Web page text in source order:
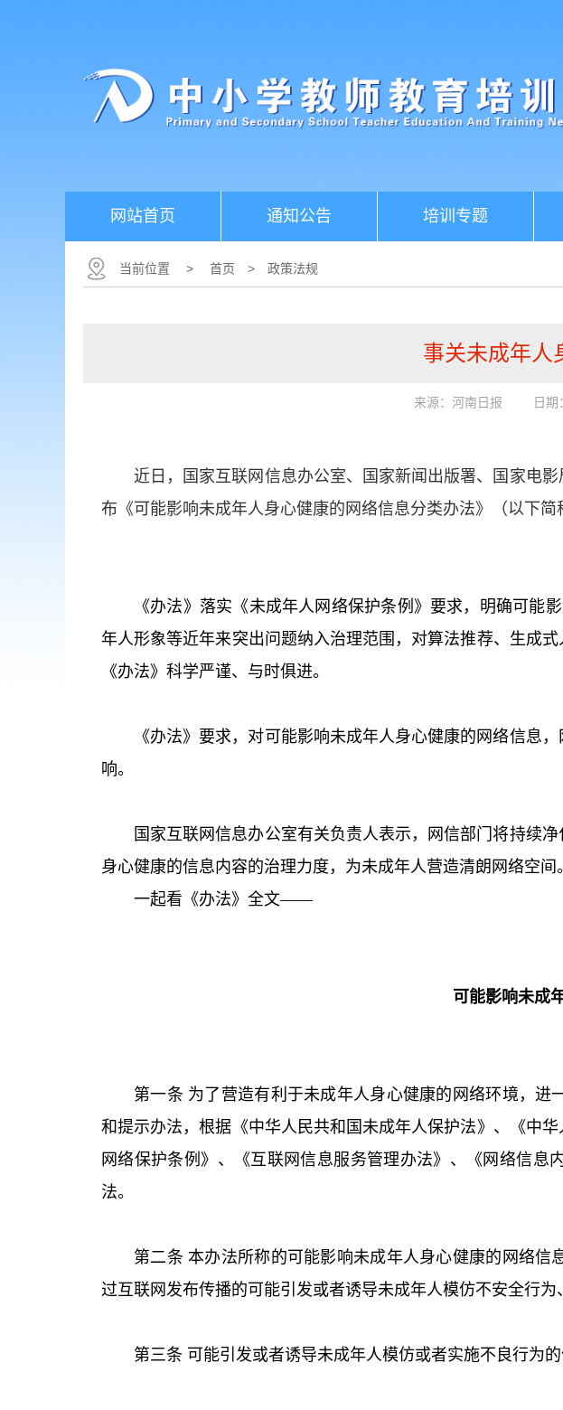
网站首页 通知公告 培训专题
当前位置 > 首页 > 政策法规
事关未成年人
来源：河南日报 日期
近日，国家互联网信息办公室、国家新闻出版署、国家电
布《可能影响未成年人身心健康的网络信息分类办法》（以下简
《办法》落实《未成年人网络保护条例》要求，明确可能
年人形象等近年来突出问题纳入治理范围，对算法推荐、生成
《办法》科学严谨、与时俱进。
《办法》要求，对可能影响未成年人身心健康的网络信息
响。
国家互联网信息办公室有关负责人表示，网信部门将持续
身心健康的信息内容的治理力度，为未成年人营造清朗网络空间。
一起看《办法》全文——
可能影响未成
第一条 为了营造有利于未成年人身心健康的网络环境，
和提示办法，根据《中华人民共和国未成年人保护法》、《中
网络保护条例》、《互联网信息服务管理办法》、《网络信
法。
第二条 本办法所称的可能影响未成年人身心健康的网络
过互联网发布传播的可能引发或者诱导未成年人模仿不安全行
第三条 可能引发或者诱导未成年人模仿或者实施不良行为的